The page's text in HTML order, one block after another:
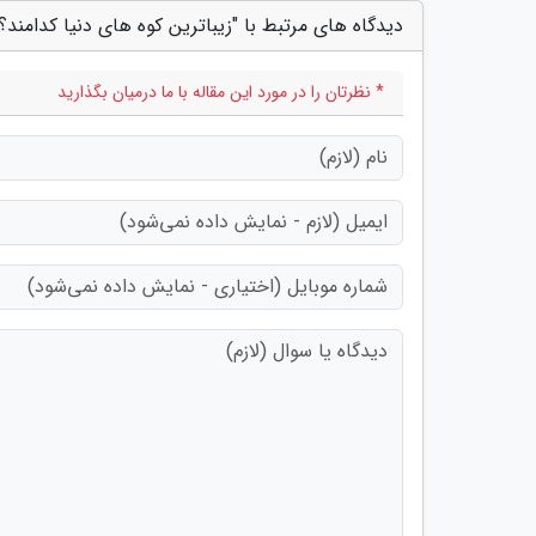
دیدگاه های مرتبط با "زیباترین کوه های دنیا
* نظرتان را در مورد این مقاله با ما درمیان بگذارید